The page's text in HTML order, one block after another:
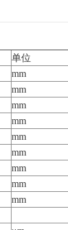
单位
mm
mm
mm
mm
mm
mm
mm
mm
mm